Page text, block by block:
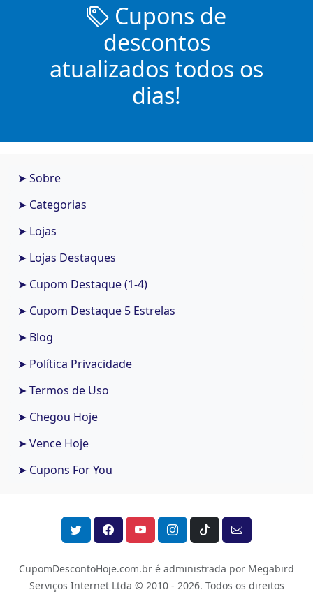
Cupons de
descontos
atualizados todos os
dias!
➤ Sobre
➤ Categorias
➤ Lojas
➤ Lojas Destaques
➤ Cupom Destaque (1-4)
➤ Cupom Destaque 5 Estrelas
➤ Blog
➤ Política Privacidade
➤ Termos de Uso
➤ Chegou Hoje
➤ Vence Hoje
➤ Cupons For You
CupomDescontoHoje.com.br é administrada por Megabird
Serviços Internet Ltda © 2010 - 2026. Todos os direitos